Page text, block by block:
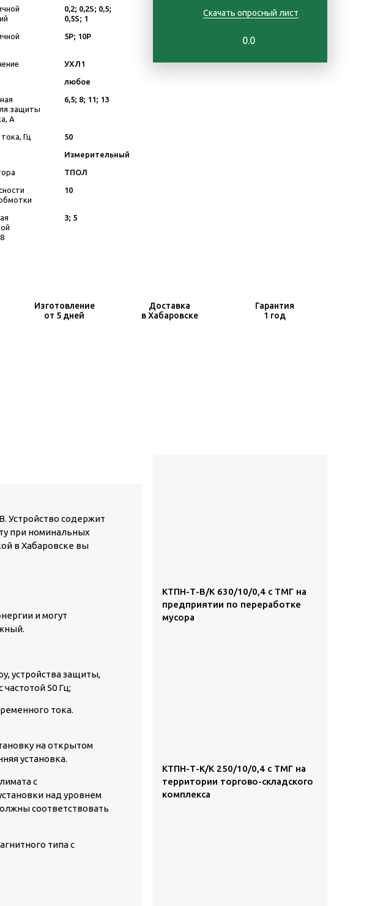
0,2; 0,2S; 0,5;
0,5S; 1
5Р; 10Р
УХЛ1
любое
защиты
А
6,5; 8; 11; 13
Гц 50
Измерительный
ТПОЛ
10
3; 5
Скачать опросный лист
0.0
Изготовление
от 5 дней
Доставка
в Хабаровске
Гарантия
1 год
Устройство содержит
при номинальных
в Хабаровске вы
и могут
устройства защиты,
50 Гц;
тока.
на открытом
установка.
с
над уровнем
соответствовать
типа с
КТПН-Т-В/К 630/10/0,4 с ТМГ на
предприятии по переработке
мусора
КТПН-Т-К/К 250/10/0,4 с ТМГ на
территории торгово-складского
комплекса